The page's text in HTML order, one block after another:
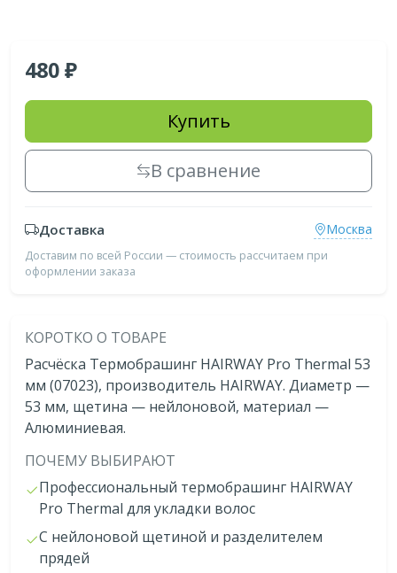
480
Купить
В сравнение
Доставка Москва
Доставим по всей России — стоимость рассчитаем при
оформлении заказа
КОРОТКО О ТОВАРЕ
Расчёска Термобрашинг HAIRWAY Pro Thermal 53
мм (07023), производитель HAIRWAY. Диаметр —
53 мм, щетина — нейлоновой, материал —
Алюминиевая.
ПОЧЕМУ ВЫБИРАЮТ
Профессиональный термобрашинг HAIRWAY
Pro Thermal для укладки волос
С нейлоновой щетиной и разделителем
прядей